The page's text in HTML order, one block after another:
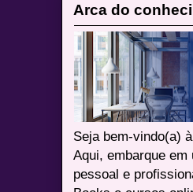
Arca do
Seja bem-vindo(a)
Aqui, embarque
pessoal e